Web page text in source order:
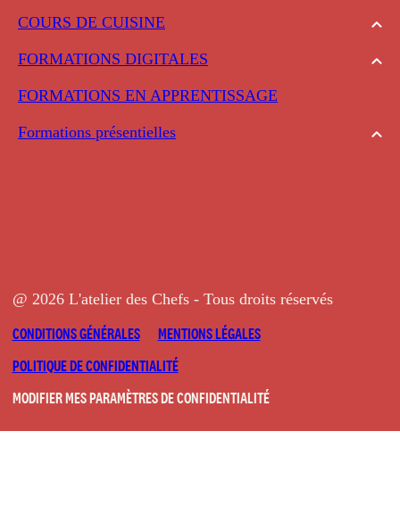
COURS DE CUISINE
FORMATIONS DIGITALES
FORMATIONS EN APPRENTISSAGE
Formations présentielles
@ 2026 L'atelier des Chefs - Tous droits réservés
CONDITIONS GÉNÉRALES
MENTIONS LÉGALES
POLITIQUE DE CONFIDENTIALITÉ
MODIFIER MES PARAMÈTRES DE CONFIDENTIALITÉ